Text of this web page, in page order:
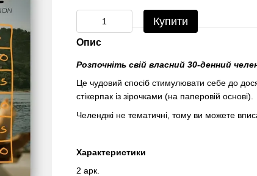
Купити
Опис
Розпочніть свій власний 30-денний
Це чудовий спосіб стимулювати себе до
стікерпак із зірочками (на паперовій основі).
Челенджі не тематичні, тому ви можете
Характеристики
2 арк.